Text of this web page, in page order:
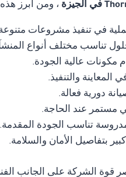
، ومن أبرز
في تنفيذ مشروعات
تناسب مختلف أنواع
مكونات عالية الجودة.
المعاينة والتنفيذ.
دورية فعالة.
مستمر عند الحاجة.
تناسب الجودة المقدمة.
بتفاصيل الأمان والسلامة.
قوة الشركة على الجانب